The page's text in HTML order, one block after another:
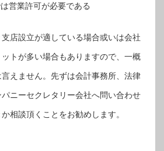
営業許可が必要である
店設立が適している場合或いは会社
トが多い場合もありますので、一概
えません。先ずは会計事務所、法律
ニーセクレタリー会社へ問い合わせ
相談頂くことをお勧めします。